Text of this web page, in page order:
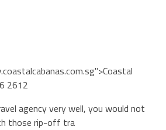
2612
agency very well, you would not
those rip-off tra